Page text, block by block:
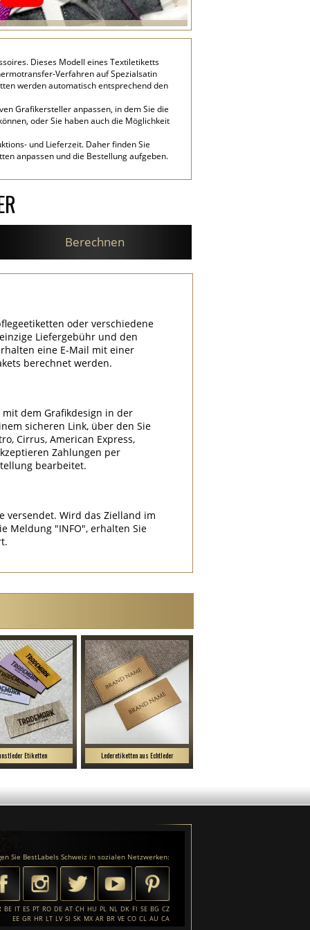
Dieses Modell eines Textiletiketts
Verfahren auf Spezialsatin
werden automatisch entsprechend den
Grafikersteller anpassen, in dem Sie die
oder Sie haben auch die Möglichkeit
und Lieferzeit. Daher finden Sie
anpassen und die Bestellung aufgeben.
Berechnen
oder verschiedene
Liefergebühr und den
eine E-Mail mit einer
berechnet werden.
mit dem Grafikdesign in der
sicheren Link, über den Sie
Cirrus, American Express,
Zahlungen per
bearbeitet.
versendet. Wird das Zielland im
Meldung "INFO", erhalten Sie
Etiketten Lederetiketten aus Echtleder
Sie BestLabels Schweiz in sozialen Netzwerken:
BE IT ES PT RO DE AT CH HU PL NL DK FI SE BG CZ
EE GR HR LT LV SI SK MX AR BR VE CO CL AU CA